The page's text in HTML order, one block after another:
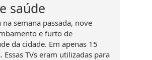
saúde
semana passada, nove
e furto de
da cidade. Em apenas 15
TVs eram utilizadas para